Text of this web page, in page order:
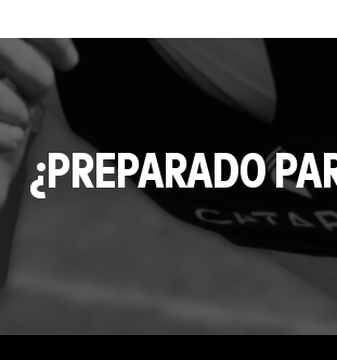
¿PREPARADO